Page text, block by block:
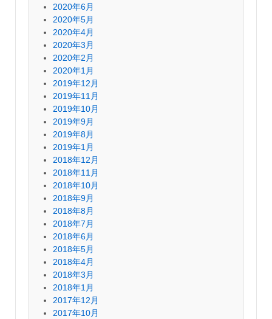
2020年6月
2020年5月
2020年4月
2020年3月
2020年2月
2020年1月
2019年12月
2019年11月
2019年10月
2019年9月
2019年8月
2019年1月
2018年12月
2018年11月
2018年10月
2018年9月
2018年8月
2018年7月
2018年6月
2018年5月
2018年4月
2018年3月
2018年1月
2017年12月
2017年10月